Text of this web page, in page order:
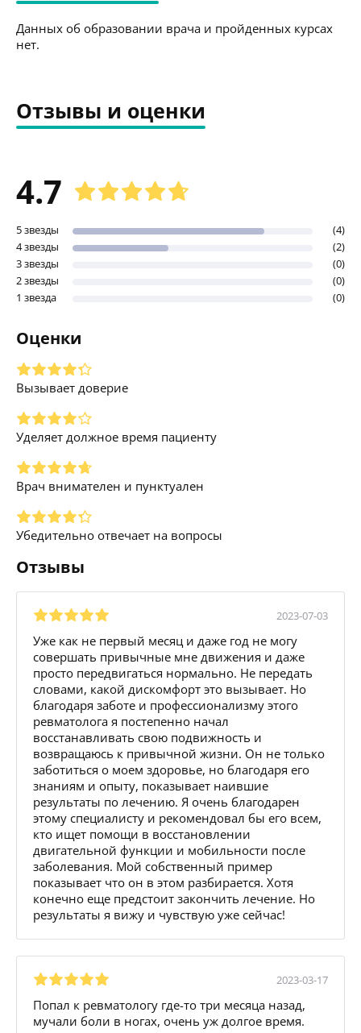
Данных об образовании врача и пройденных курсах
нет.
Отзывы и оценки
4.7
5 звезды
(4)
4 звезды
(2)
3 звезды
(0)
2 звезды
(0)
1 звезда
(0)
Оценки
Вызывает доверие
Уделяет должное время пациенту
Врач внимателен и пунктуален
Убедительно отвечает на вопросы
Отзывы
2023-07-03
Уже как не первый месяц и даже год не могу
совершать привычные мне движения и даже
просто передвигаться нормально. Не передать
словами, какой дискомфорт это вызывает. Но
благодаря заботе и профессионализму этого
ревматолога я постепенно начал
восстанавливать свою подвижность и
возвращаюсь к привычной жизни. Он не только
заботиться о моем здоровье, но благодаря его
знаниям и опыту, показывает наившие
результаты по лечению. Я очень благодарен
этому специалисту и рекомендовал бы его всем,
кто ищет помощи в восстановлении
двигательной функции и мобильности после
заболевания. Мой собственный пример
показывает что он в этом разбирается. Хотя
конечно еще предстоит закончить лечение. Но
результаты я вижу и чувствую уже сейчас!
2023-03-17
Попал к ревматологу где-то три месяца назад,
мучали боли в ногах, очень уж долгое время.